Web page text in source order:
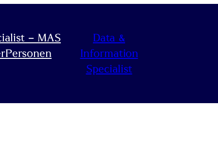
– MAS
Personen
Data &
Information
Specialist